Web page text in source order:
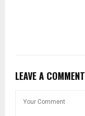
LEAVE A COMMENT